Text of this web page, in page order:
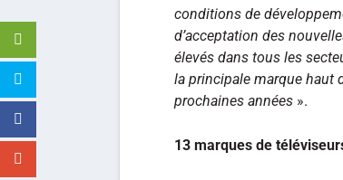
conditions de
d’acceptation des
élevés dans tous les
la principale marque haut
prochaines années ».
13 marques de